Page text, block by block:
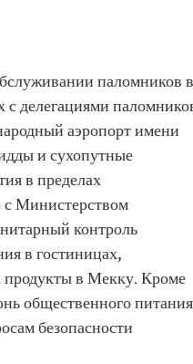
паломников в
с делегациями
аэропорт имени
и сухопутные
в пределах
Министерством
контроль
в гостиницах,
в Мекку. Кроме
общественного питания
безопасности